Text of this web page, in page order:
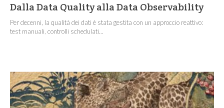
Dalla Data Quality alla Data Observability
Per decenni, la qualità dei dati è stata gestita con un approccio reattivo:
test manuali, controlli schedulati...